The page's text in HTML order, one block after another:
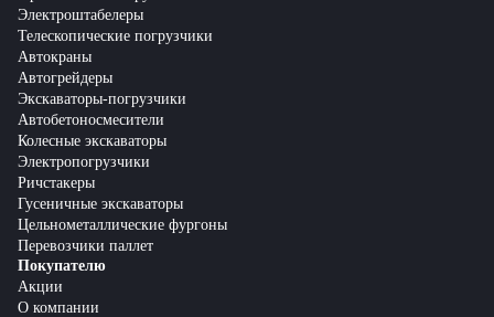
Электроштабелеры
Телескопические погрузчики
Автокраны
Автогрейдеры
Экскаваторы-погрузчики
Автобетоносмесители
Колесные экскаваторы
Электропогрузчики
Ричстакеры
Гусеничные экскаваторы
Цельнометаллические фургоны
Перевозчики паллет
Покупателю
Акции
О компании